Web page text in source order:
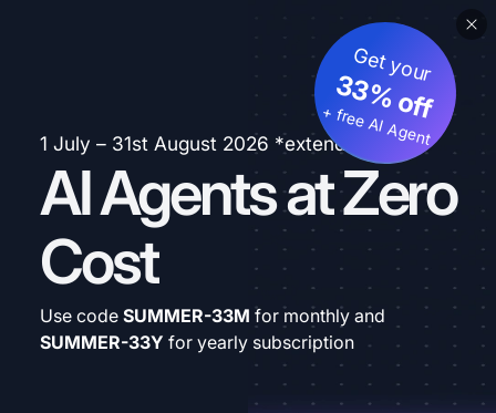
1 July – 31st August 2026 *extended
AI Agents at Zero
Cost
Get your
33% off
+ free AI Agent
Use code SUMMER-33M for monthly and
SUMMER-33Y for yearly subscription